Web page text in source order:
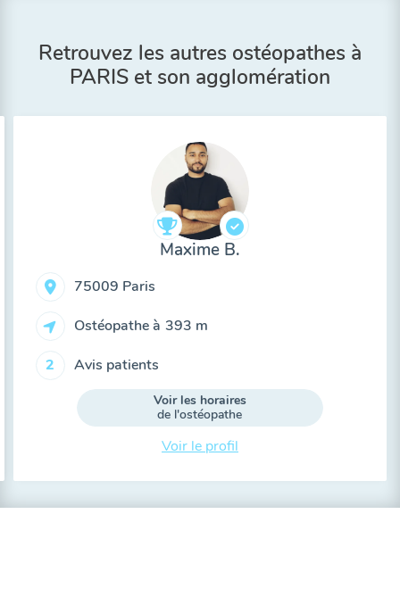
Retrouvez les autres ostéopathes à
PARIS et son agglomération
Maxime B.
75009 Paris
Ostéopathe à 393 m
2 Avis patients
Voir les horaires
de l'ostéopathe
Voir le profil